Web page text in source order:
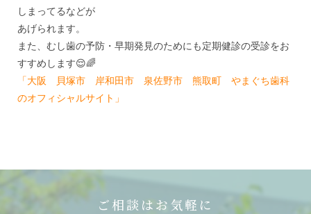
しまってるなどが
あげられます。
また、むし歯の予防・早期発見のためにも定期健診の受診をお
すすめします😌🌈
「大阪 貝塚市 岸和田市 泉佐野市 熊取町 やまぐち歯科
のオフィシャルサイト」
ご相談はお気軽に